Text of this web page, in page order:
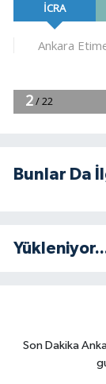
Bunlar Da
Son Dakika